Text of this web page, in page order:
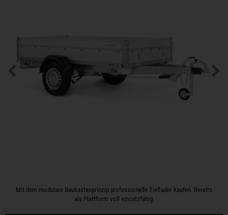
Mit dem modulare Baukastenprinzip professionelle Tieflader kaufen. Bereits
als Plattform voll einsatzfähig.